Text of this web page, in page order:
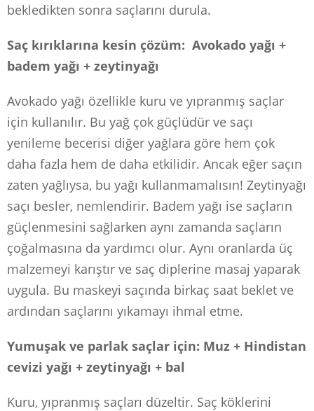
bekledikten sonra saçlarını durula.
Saç kırıklarına kesin çözüm: Avokado yağı +
badem yağı + zeytinyağı
Avokado yağı özellikle kuru ve yıpranmış saçlar
için kullanılır. Bu yağ çok güçlüdür ve saçı
yenileme becerisi diğer yağlara göre hem çok
daha fazla hem de daha etkilidir. Ancak eğer saçın
zaten yağlıysa, bu yağı kullanmamalısın! Zeytinyağı
saçı besler, nemlendirir. Badem yağı ise saçların
güçlenmesini sağlarken aynı zamanda saçların
çoğalmasına da yardımcı olur. Aynı oranlarda üç
malzemeyi karıştır ve saç diplerine masaj yaparak
uygula. Bu maskeyi saçında birkaç saat beklet ve
ardından saçlarını yıkamayı ihmal etme.
Yumuşak ve parlak saçlar için: Muz + Hindistan
cevizi yağı + zeytinyağı + bal
Kuru, yıpranmış saçları düzeltir. Saç köklerini